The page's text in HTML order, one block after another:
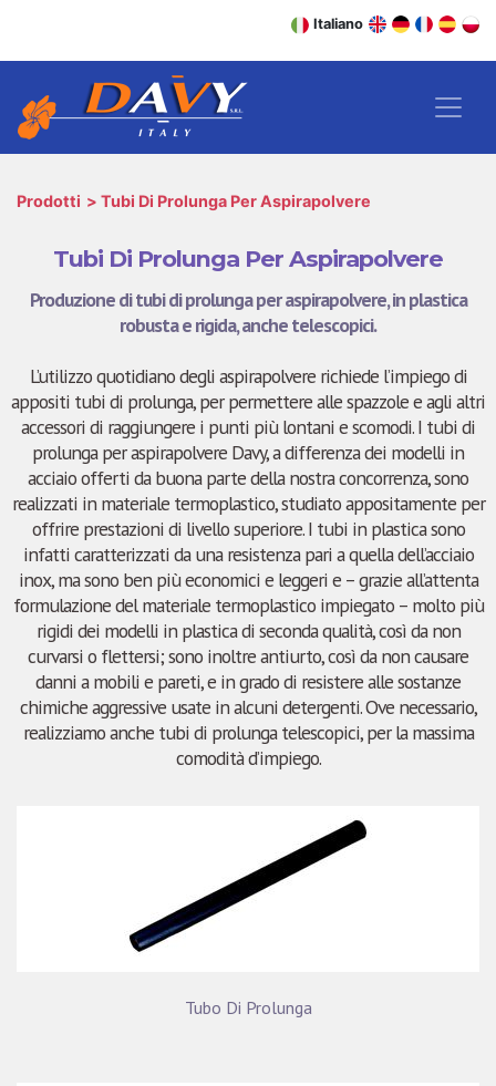
Italiano
Prodotti Tubi Di Prolunga Per Aspirapolvere
Tubi Di Prolunga Per Aspirapolvere
Produzione di tubi di prolunga per aspirapolvere, in plastica
robusta e rigida, anche telescopici.
L’utilizzo quotidiano degli aspirapolvere richiede l’impiego di
appositi tubi di prolunga, per permettere alle spazzole e agli altri
accessori di raggiungere i punti più lontani e scomodi. I tubi di
prolunga per aspirapolvere Davy, a differenza dei modelli in
acciaio offerti da buona parte della nostra concorrenza, sono
realizzati in materiale termoplastico, studiato appositamente per
offrire prestazioni di livello superiore. I tubi in plastica sono
infatti caratterizzati da una resistenza pari a quella dell’acciaio
inox, ma sono ben più economici e leggeri e – grazie all’attenta
formulazione del materiale termoplastico impiegato – molto più
rigidi dei modelli in plastica di seconda qualità, così da non
curvarsi o flettersi; sono inoltre antiurto, così da non causare
danni a mobili e pareti, e in grado di resistere alle sostanze
chimiche aggressive usate in alcuni detergenti. Ove necessario,
realizziamo anche tubi di prolunga telescopici, per la massima
comodità d’impiego.
Tubo Di Prolunga